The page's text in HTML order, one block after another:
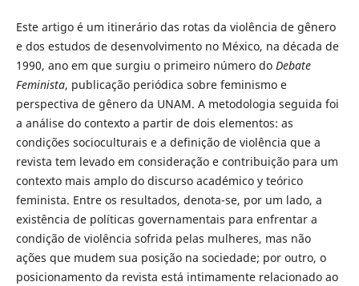
Este artigo é um itinerário das rotas da violência de gênero
e dos estudos de desenvolvimento no México, na década de
1990, ano em que surgiu o primeiro número do Debate
Feminista, publicação periódica sobre feminismo e
perspectiva de gênero da UNAM. A metodologia seguida foi
a análise do contexto a partir de dois elementos: as
condições socioculturais e a definição de violência que a
revista tem levado em consideração e contribuição para um
contexto mais amplo do discurso académico y teórico
feminista. Entre os resultados, denota-se, por um lado, a
existência de políticas governamentais para enfrentar a
condição de violência sofrida pelas mulheres, mas não
ações que mudem sua posição na sociedade; por outro, o
posicionamento da revista está intimamente relacionado ao